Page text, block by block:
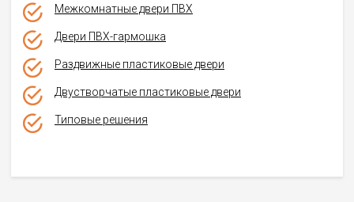
Межкомнатные двери ПВХ
Двери ПВХ-гармошка
Раздвижные пластиковые двери
Двустворчатые пластиковые двери
Типовые решения